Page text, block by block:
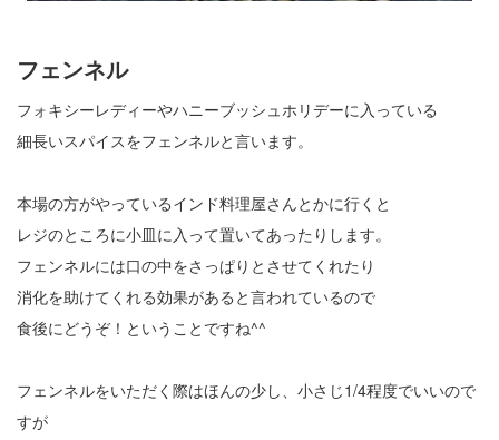
フェンネル
フォキシーレディーやハニーブッシュホリデーに入っている
細長いスパイスをフェンネルと言います。
本場の方がやっているインド料理屋さんとかに行くと
レジのところに小皿に入って置いてあったりします。
フェンネルには口の中をさっぱりとさせてくれたり
消化を助けてくれる効果があると言われているので
食後にどうぞ！ということですね^^
フェンネルをいただく際はほんの少し、小さじ1/4程度でいいので
すが